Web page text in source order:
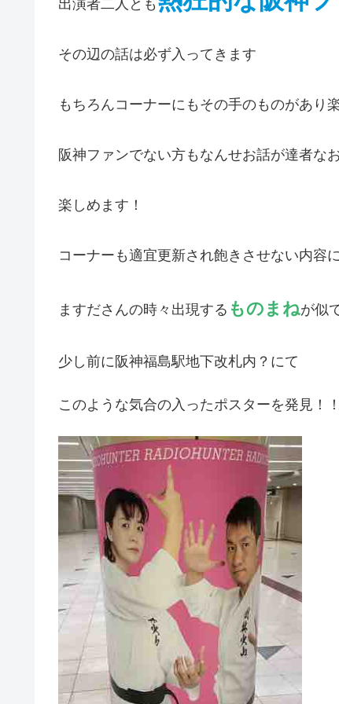
出演者二人とも
その辺の話は必ず入ってきます
もちろんコーナーにもその手のものがあり
阪神ファンでない方もなんせお話が達者な
楽しめます！
コーナーも適宜更新され飽きさせない内容
ますださんの時々出現する ものまねが似
少し前に阪神福島駅地下改札内？にて
このような気合の入ったポスターを発見！！